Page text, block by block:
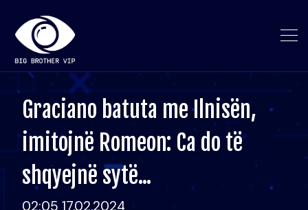
Graciano batuta me Ilnisën,
imitojnë Romeon: Ca do të
shqyejnë sytë...
02:05 17.02.2024